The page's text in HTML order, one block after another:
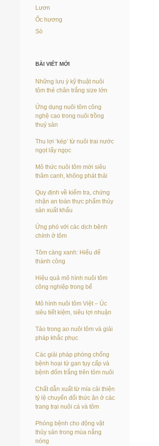
Lươn
Ốc hương
Sò
BÀI VIẾT MỚI
Những lưu ý kỹ thuật nuôi
tôm thẻ chân trắng size lớn
Ứng dụng nuôi tôm công
nghệ cao trong nuôi trồng
thuỷ sản
Thu lợi ‘kép’ từ nuôi trai nước
ngọt lấy ngọc
Mô thức nuôi tôm mới siêu
thâm canh, không phát thải
Quy định về kiểm tra, chứng
nhận an toàn thực phẩm thủy
sản xuất khẩu
Ứng phó với các dịch bệnh
chính ở tôm
Tôm càng xanh: Hiểu để
thành công
Hiệu quả mô hình nuôi tôm
công nghiệp trong bể
Mô hình nuôi tôm Việt – Úc
siêu tiết kiệm, siêu lợi nhuận
Tảo trong ao nuôi tôm và giải
pháp khắc phục
Các giải pháp phòng chống
bệnh hoại tử gan tụy cấp và
bệnh đốm trắng trên tôm nuôi
Chất dẫn xuất từ mía cải thiện
tỷ lệ chuyển đổi thức ăn ở các
trang trại nuôi cá và tôm
Phòng bệnh cho động vật
thủy sản trong mùa nắng
nóng